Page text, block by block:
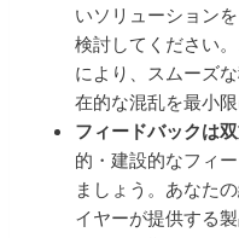
いソリューション
検討してください
により、スムーズ
在的な混乱を最小
フィードバックは双
的・建設的なフィ
ましょう。あなた
イヤーが提供する